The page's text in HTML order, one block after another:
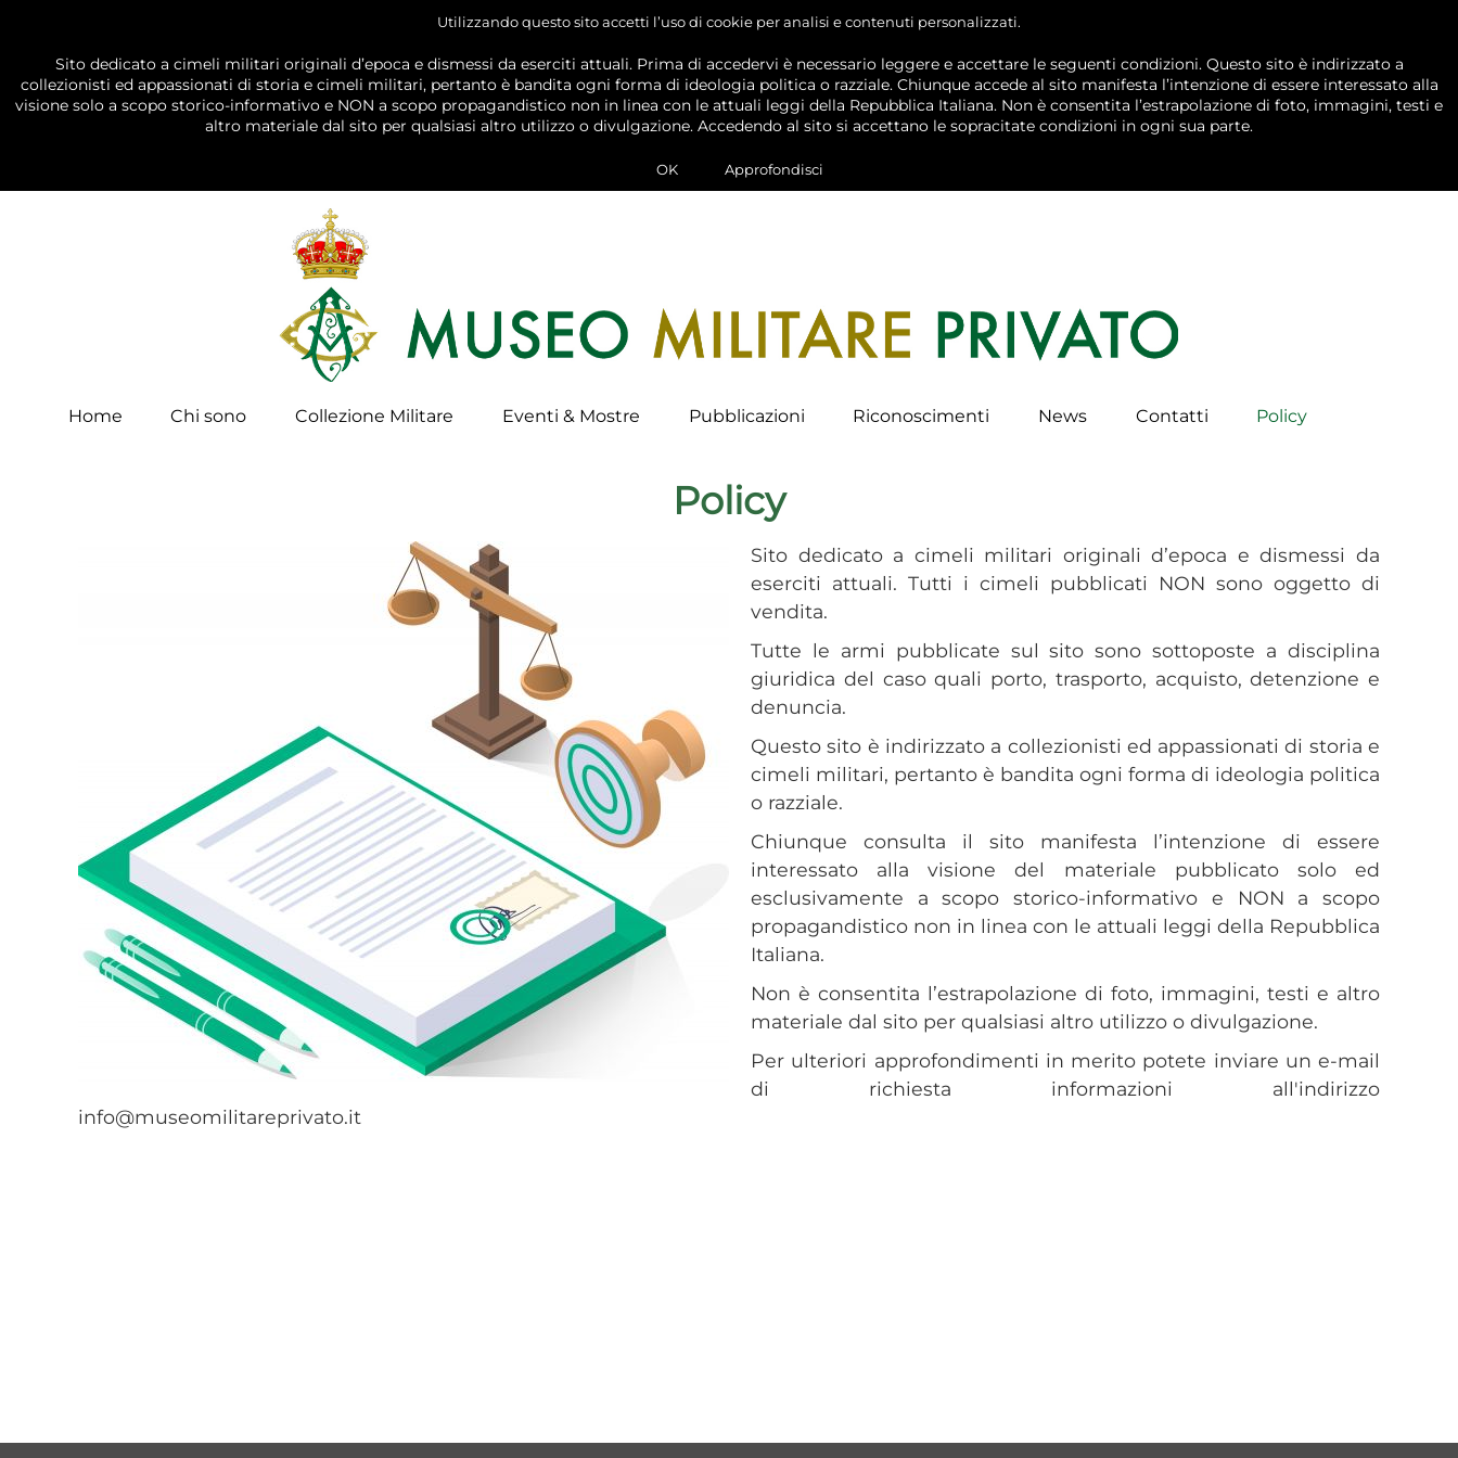
Utilizzando questo sito accetti l’uso di cookie per analisi e contenuti personalizzati.
Sito dedicato a cimeli militari originali d’epoca e dismessi da eserciti attuali. Prima di accedervi è necessario leggere e accettare le seguenti condizioni. Questo sito è indirizzato a
collezionisti ed appassionati di storia e cimeli militari, pertanto è bandita ogni forma di ideologia politica o razziale. Chiunque accede al sito manifesta l’intenzione di essere interessato alla
visione solo a scopo storico-informativo e NON a scopo propagandistico non in linea con le attuali leggi della Repubblica Italiana. Non è consentita l’estrapolazione di foto, immagini, testi e
altro materiale dal sito per qualsiasi altro utilizzo o divulgazione. Accedendo al sito si accettano le sopracitate condizioni in ogni sua parte.
OK Approfondisci
Home Chi sono Collezione Militare Eventi & Mostre Pubblicazioni Riconoscimenti News Contatti Policy
Policy
Sito dedicato a cimeli militari originali d’epoca e dismessi da
eserciti attuali. Tutti i cimeli pubblicati NON sono oggetto di
vendita.
Tutte le armi pubblicate sul sito sono sottoposte a disciplina
giuridica del caso quali porto, trasporto, acquisto, detenzione e
denuncia.
Questo sito è indirizzato a collezionisti ed appassionati di storia e
cimeli militari, pertanto è bandita ogni forma di ideologia politica
o razziale.
Chiunque consulta il sito manifesta l’intenzione di essere
interessato alla visione del materiale pubblicato solo ed
esclusivamente a scopo storico-informativo e NON a scopo
propagandistico non in linea con le attuali leggi della Repubblica
Italiana.
Non è consentita l’estrapolazione di foto, immagini, testi e altro
materiale dal sito per qualsiasi altro utilizzo o divulgazione.
Per ulteriori approfondimenti in merito potete inviare un e-mail
di richiesta informazioni all'indirizzo
info@museomilitareprivato.it